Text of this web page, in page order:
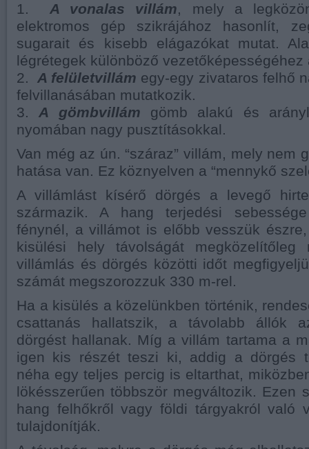
1.A vonalas villám, mely a
elektromos gép szikrájához hasonlít,
sugarait és kisebb elágazókat mutat.
légrétegek különböző
2.A felületvillám egy-egy zivataros felhő
felvillanásában mutatkozik.
3.A gömbvillám gömb alakú és
nyomában nagy pusztításokkal.
Van még az ún. “száraz” villám, mely nem
hatása van. Ez köznyelven a “mennykő
A villámlást kísérő dörgés a levegő
származik. A hang terjedési
fénynél, a villámot is előbb vesszük
kisülési hely távolságát
villámlás és dörgés közötti időt
számát megszorozzuk 330 m-rel.
Ha a kisülés a közelünkben történik,
csattanás hallatszik, a távolabb állók
dörgést hallanak. Míg a villám tartama a
igen kis részét teszi ki, addig a dörgés
néha egy teljes percig is eltarthat,
lökésszerűen többször megváltozik. Ezen
hang felhőkről vagy földi tárgyakról való
tulajdonítják.